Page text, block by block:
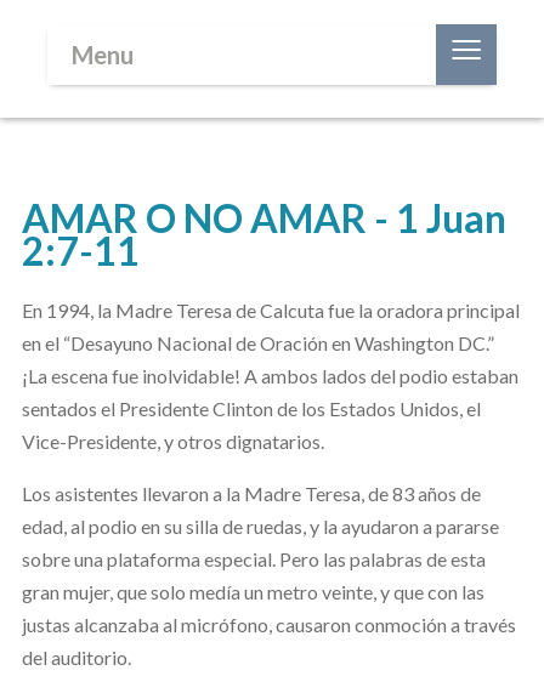
Menu ≡
AMAR O NO AMAR - 1 Juan
2:7-11
En 1994, la Madre Teresa de Calcuta fue la oradora principal
en el “Desayuno Nacional de Oración en Washington DC.”
¡La escena fue inolvidable! A ambos lados del podio estaban
sentados el Presidente Clinton de los Estados Unidos, el
Vice-Presidente, y otros dignatarios.
Los asistentes llevaron a la Madre Teresa, de 83 años de
edad, al podio en su silla de ruedas, y la ayudaron a pararse
sobre una plataforma especial. Pero las palabras de esta
gran mujer, que solo medía un metro veinte, y que con las
justas alcanzaba al micrófono, causaron conmoción a través
del auditorio.